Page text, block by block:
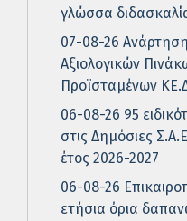
γλώσσα
07-08-26
Αξιολογικών
Προϊσταμένων
06-08-26 95
στις Δημόσιες
έτος 2026-2027
06-08-26
ετήσια όρια